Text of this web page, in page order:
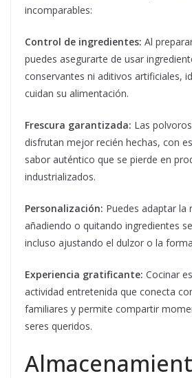
incomparables:
Control de ingredientes: Al
puedes asegurarte de usar
conservantes ni aditivos artificiales,
cuidan su alimentación.
Frescura garantizada: Las
disfrutan mejor recién hechas, con
sabor auténtico que se pierde en
industrializados.
Personalización: Puedes adaptar la
añadiendo o quitando ingredientes
incluso ajustando el dulzor o la
Experiencia gratificante: Cocinar
actividad entretenida que conecta
familiares y permite compartir
seres queridos.